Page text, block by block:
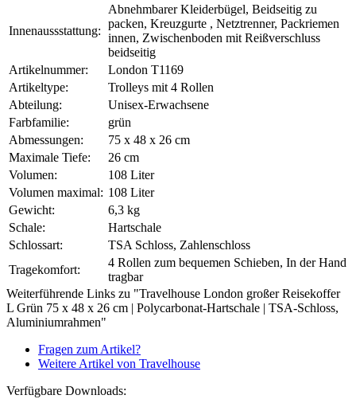
Innenaussstattung:
Abnehmbarer Kleiderbügel, Beidseitig zu
packen, Kreuzgurte , Netztrenner, Packriemen
innen, Zwischenboden mit Reißverschluss
beidseitig
Artikelnummer:
London T1169
Artikeltype:
Trolleys mit 4 Rollen
Abteilung:
Unisex-Erwachsene
Farbfamilie:
grün
Abmessungen:
75 x 48 x 26 cm
Maximale Tiefe:
26 cm
Volumen:
108 Liter
Volumen maximal: 108 Liter
Gewicht:
6,3 kg
Schale:
Hartschale
Schlossart:
TSA Schloss, Zahlenschloss
Tragekomfort:
4 Rollen zum bequemen Schieben, In der Hand
tragbar
Weiterführende Links zu "Travelhouse London großer Reisekoffer
L Grün 75 x 48 x 26 cm | Polycarbonat-Hartschale | TSA-Schloss,
Aluminiumrahmen"
Fragen zum Artikel?
Weitere Artikel von Travelhouse
Verfügbare Downloads: